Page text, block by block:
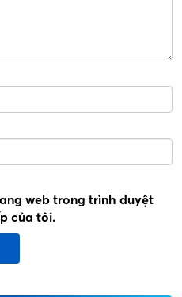
web trong trình duyệt
của tôi.